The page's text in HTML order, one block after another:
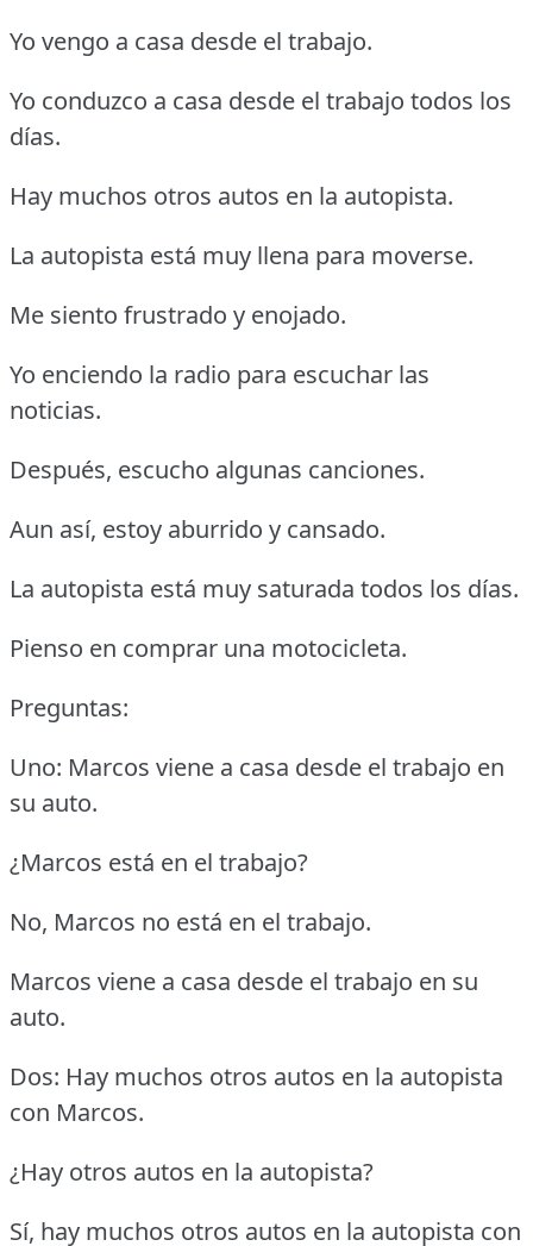
Yo vengo a casa desde el trabajo.
Yo conduzco a casa desde el trabajo todos los
días.
Hay muchos otros autos en la autopista.
La autopista está muy llena para moverse.
Me siento frustrado y enojado.
Yo enciendo la radio para escuchar las
noticias.
Después, escucho algunas canciones.
Aun así, estoy aburrido y cansado.
La autopista está muy saturada todos los días.
Pienso en comprar una motocicleta.
Preguntas:
Uno: Marcos viene a casa desde el trabajo en
su auto.
¿Marcos está en el trabajo?
No, Marcos no está en el trabajo.
Marcos viene a casa desde el trabajo en su
auto.
Dos: Hay muchos otros autos en la autopista
con Marcos.
¿Hay otros autos en la autopista?
Sí, hay muchos otros autos en la autopista con